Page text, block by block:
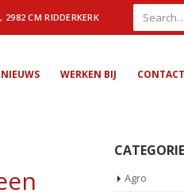
2982 CM RIDDERKERK
NIEUWS WERKEN BIJ CONTACT
Agro